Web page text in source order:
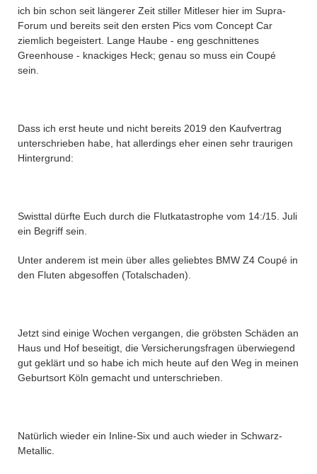
ich bin schon seit längerer Zeit stiller Mitleser hier im Supra-
Forum und bereits seit den ersten Pics vom Concept Car
ziemlich begeistert. Lange Haube - eng geschnittenes
Greenhouse - knackiges Heck; genau so muss ein Coupé
sein.
Dass ich erst heute und nicht bereits 2019 den Kaufvertrag
unterschrieben habe, hat allerdings eher einen sehr traurigen
Hintergrund:
Swisttal dürfte Euch durch die Flutkatastrophe vom 14:/15. Juli
ein Begriff sein.
Unter anderem ist mein über alles geliebtes BMW Z4 Coupé in
den Fluten abgesoffen (Totalschaden).
Jetzt sind einige Wochen vergangen, die gröbsten Schäden an
Haus und Hof beseitigt, die Versicherungsfragen überwiegend
gut geklärt und so habe ich mich heute auf den Weg in meinen
Geburtsort Köln gemacht und unterschrieben.
Natürlich wieder ein Inline-Six und auch wieder in Schwarz-
Metallic.